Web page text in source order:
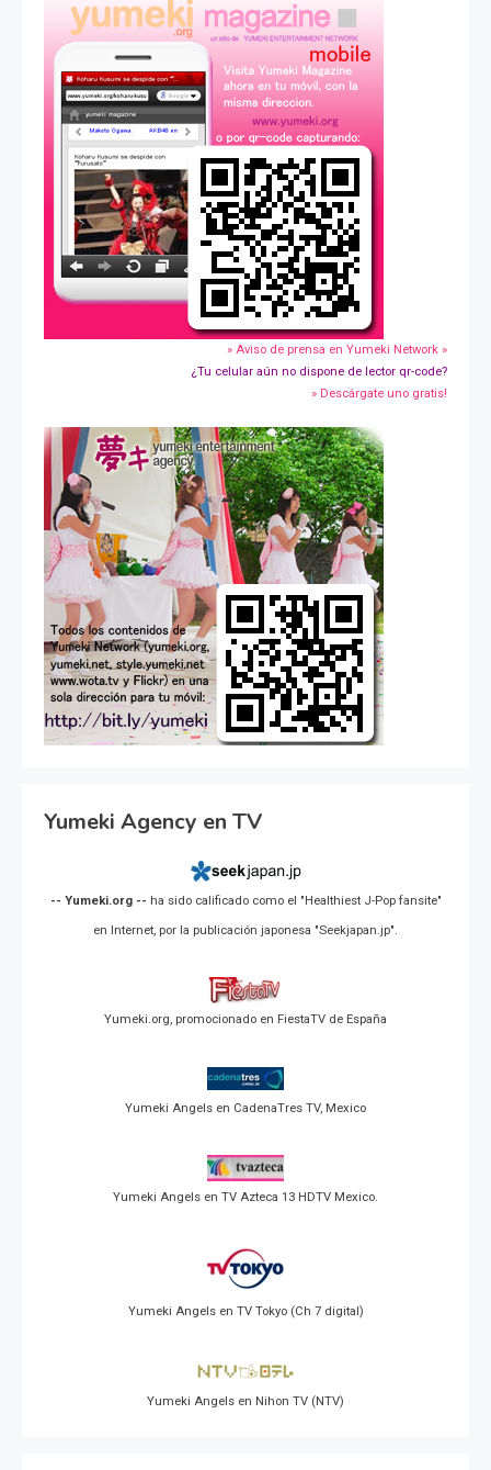
» Aviso de prensa en Yumeki Network »
¿Tu celular aún no dispone de lector qr-code?
» Descárgate uno gratis!
Yumeki Agency en TV
-- Yumeki.org -- ha sido calificado como el "Healthiest J-Pop fansite"
en Internet, por la publicación japonesa "Seekjapan.jp".
Yumeki.org, promocionado en FiestaTV de España
Yumeki Angels en CadenaTres TV, Mexico
Yumeki Angels en TV Azteca 13 HDTV Mexico.
Yumeki Angels en TV Tokyo (Ch 7 digital)
Yumeki Angels en Nihon TV (NTV)